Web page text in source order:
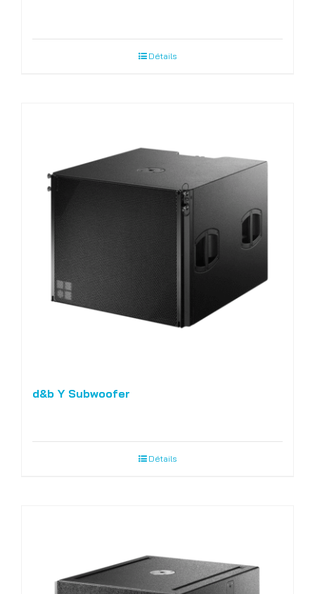
Détails
d&b Y Subwoofer
Détails